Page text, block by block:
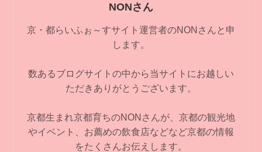
NONさん
京・都らいふぉ～すサイト運営者のNONさんと申
します。
数あるブログサイトの中から当サイトにお越しい
ただきありがとうございます。
京都生まれ京都育ちのNONさんが、京都の観光地
やイベント、お薦めの飲食店などなど京都の情報
をたくさんお伝えします。